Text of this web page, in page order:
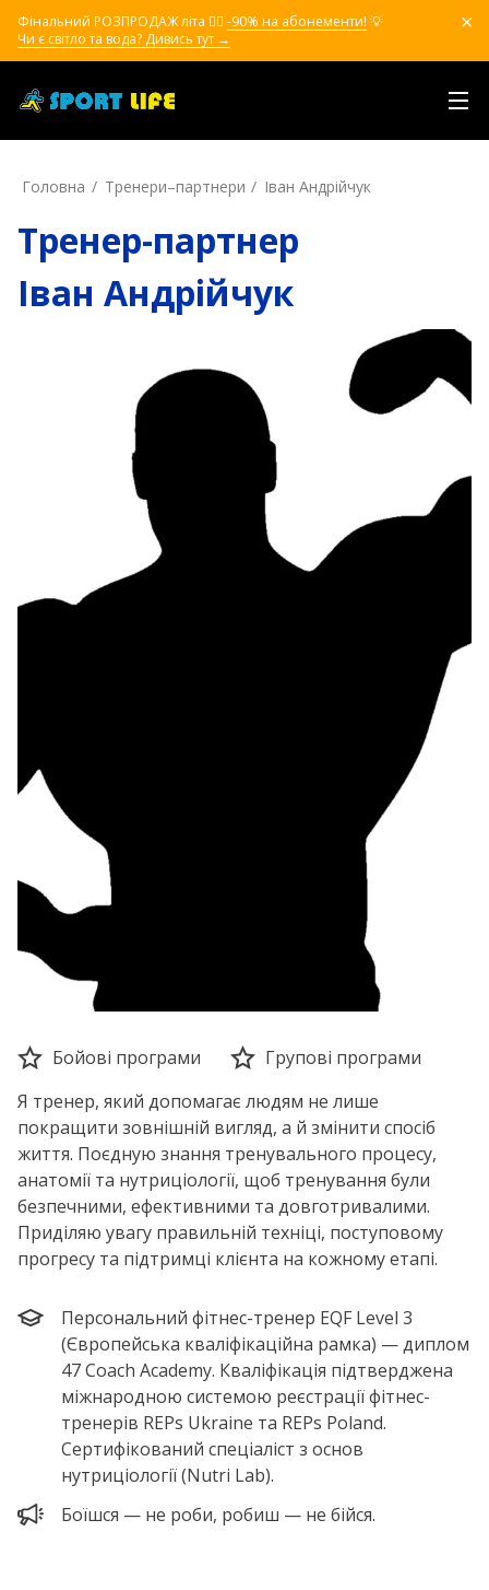
Фінальний РОЗПРОДАЖ літа ❤️‍🔥 -90% на абонементи! 💡
Чи є світло та вода? Дивись тут →
Головна Тренери–партнери Іван Андрійчук
Тренер-партнер
Іван Андрійчук
Бойові програми
Групові програми
Я тренер, який допомагає людям не лише
покращити зовнішній вигляд, а й змінити спосіб
життя. Поєдную знання тренувального процесу,
анатомії та нутриціології, щоб тренування були
безпечними, ефективними та довготривалими.
Приділяю увагу правильній техніці, поступовому
прогресу та підтримці клієнта на кожному етапі.
Персональний фітнес-тренер EQF Level 3
(Європейська кваліфікаційна рамка) — диплом
47 Coach Academy. Кваліфікація підтверджена
міжнародною системою реєстрації фітнес-
тренерів REPs Ukraine та REPs Poland.
Сертифікований спеціаліст з основ
нутриціології (Nutri Lab).
Боїшся — не роби, робиш — не бійся.